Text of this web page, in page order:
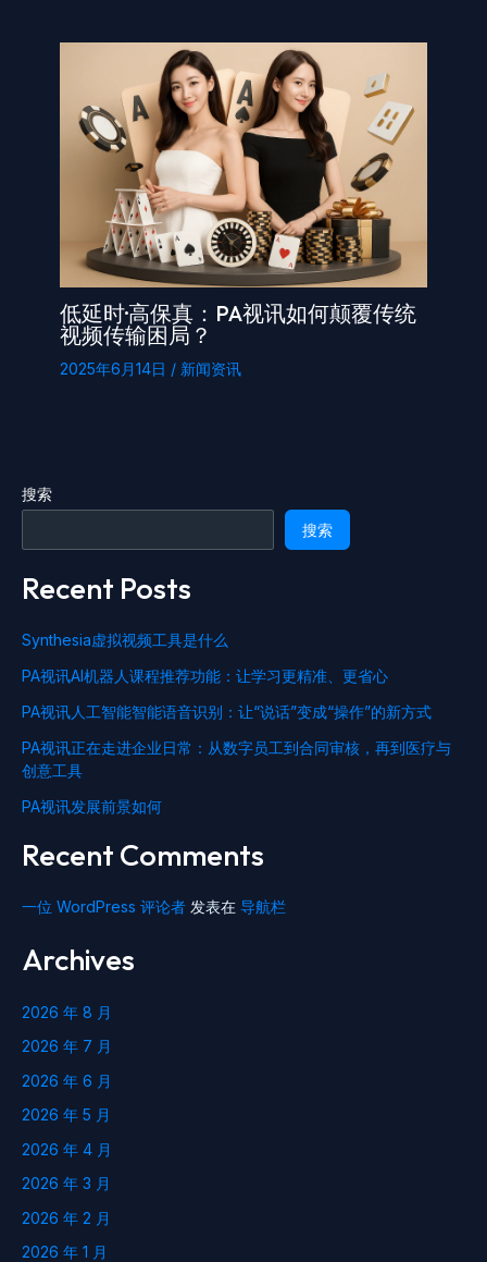
低延时·高保真：PA视讯如何颠覆传统
视频传输困局？
2025年6月14日 / 新闻资讯
搜索
搜索
Recent Posts
Synthesia虚拟视频工具是什么
PA视讯AI机器人课程推荐功能：让学习更精准、更省心
PA视讯人工智能智能语音识别：让“说话”变成“操作”的新方式
PA视讯正在走进企业日常：从数字员工到合同审核，再到医疗与
创意工具
PA视讯发展前景如何
Recent Comments
一位 WordPress 评论者 发表在 导航栏
Archives
2026 年 8 月
2026 年 7 月
2026 年 6 月
2026 年 5 月
2026 年 4 月
2026 年 3 月
2026 年 2 月
2026 年 1 月